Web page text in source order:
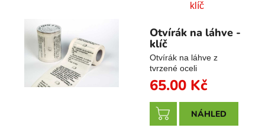
Otvírák na láhve -
klíč
Otvírák na láhve z
tvrzené oceli
65.00 Kč
NÁHLED